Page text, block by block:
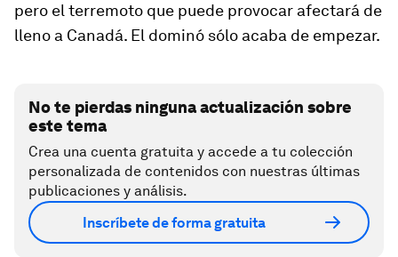
pero el terremoto que puede provocar afectará de
lleno a Canadá. El dominó sólo acaba de empezar.
No te pierdas ninguna actualización sobre
este tema
Crea una cuenta gratuita y accede a tu colección
personalizada de contenidos con nuestras últimas
publicaciones y análisis.
Inscríbete de forma gratuita